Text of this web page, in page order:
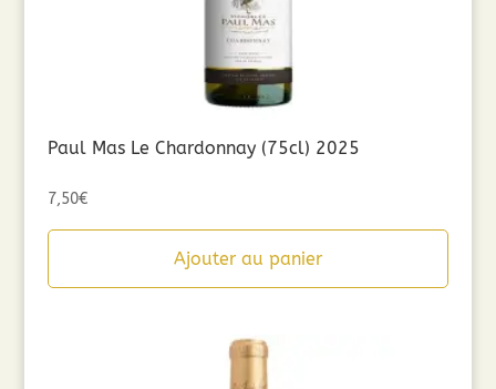
Paul Mas Le Chardonnay (75cl) 2025
7,50€
Ajouter au panier